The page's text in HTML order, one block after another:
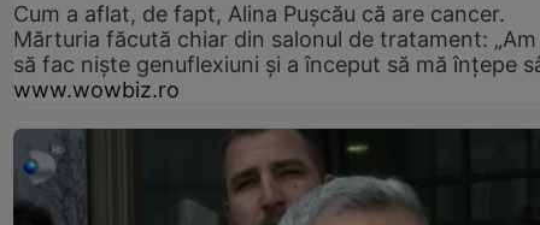
Cum a aflat, de fapt, Alina Pușcău că are cancer.
Mărturia făcută chiar din salonul de tratament:
să fac niște genuflexiuni și a început să mă înțepe
www.wowbiz.ro